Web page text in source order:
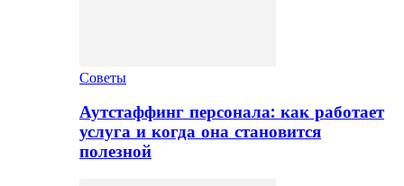
Советы
Аутстаффинг персонала: как работает
услуга и когда она становится
полезной